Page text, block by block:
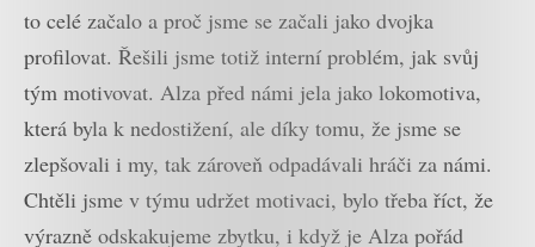
to celé začalo a proč jsme se začali jako dvojka
profilovat. Řešili jsme totiž interní problém, jak svůj
tým motivovat. Alza před námi jela jako lokomotiva,
která byla k nedostižení, ale díky tomu, že jsme se
zlepšovali i my, tak zároveň odpadávali hráči za námi.
Chtěli jsme v týmu udržet motivaci, bylo třeba říct, že
výrazně odskakujeme zbytku, i když je Alza pořád